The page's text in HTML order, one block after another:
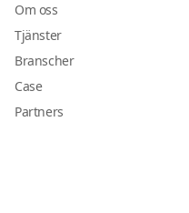
Om oss
Tjänster
Branscher
Case
Partners